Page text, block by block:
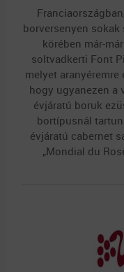
borversenyen sokak
körében már-
soltvadkerti Font
melyet
hogy ugyanezen a
évjáratú boruk
bortípusnál
évjáratú cabernet
„Mondial du